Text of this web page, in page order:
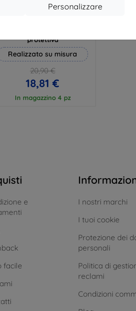
Personalizzare
EXTRA10
protettiva
Realizzato su misura
20,90 €
18,81 €
In magazzino 4 pz
e
facile
I nostri marchi
I tuoi cookie
Protezione dei
personali
Politica di
reclami
Condizioni